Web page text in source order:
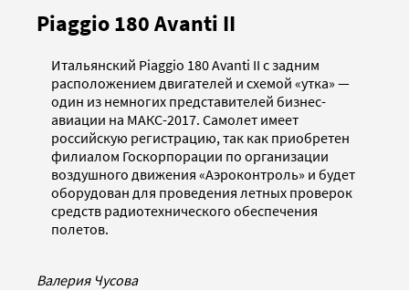
Piaggio 180 Avanti II
Итальянский Piaggio 180 Avanti II с задним
расположением двигателей и схемой «утка» —
один из немногих представителей бизнес-
авиации на МАКС-2017. Самолет имеет
российскую регистрацию, так как приобретен
филиалом Госкорпорации по организации
воздушного движения «Аэроконтроль» и будет
оборудован для проведения летных проверок
средств радиотехнического обеспечения
полетов.
Валерия Чусова